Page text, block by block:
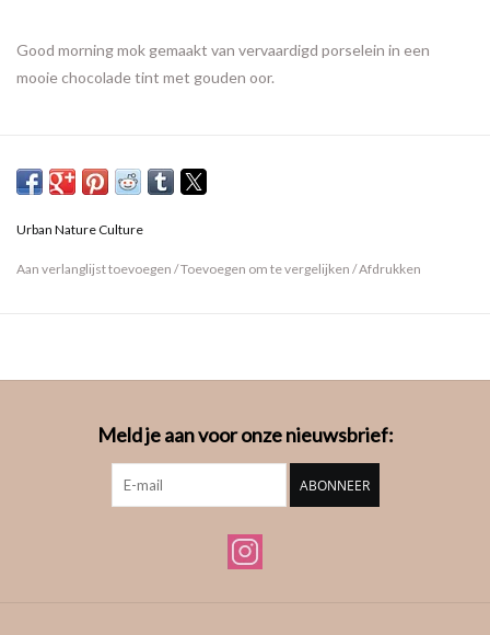
Good morning mok gemaakt van vervaardigd porselein in een
mooie chocolade tint met gouden oor.
Urban Nature Culture
Aan verlanglijst toevoegen /Toevoegen om te vergelijken /Afdrukken
Meld je aan voor onze nieuwsbrief:
ABONNEER